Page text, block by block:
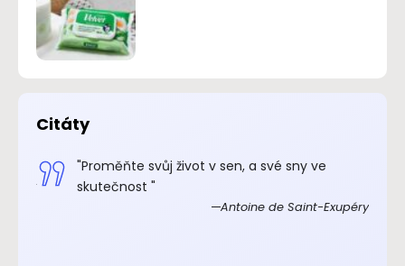
Citáty
"Proměňte svůj život v sen, a své sny ve
skutečnost "
Antoine de Saint-Exupéry